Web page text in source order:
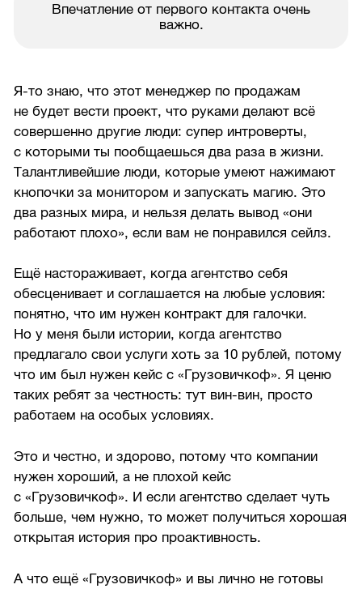
Впечатление от первого контакта очень
важно.
Я-то знаю, что этот менеджер по продажам
не будет вести проект, что руками делают всё
совершенно другие люди: супер интроверты,
с которыми ты пообщаешься два раза в жизни.
Талантливейшие люди, которые умеют нажимают
кнопочки за монитором и запускать магию. Это
два разных мира, и нельзя делать вывод «они
работают плохо», если вам не понравился сейлз.
Ещё настораживает, когда агентство себя
обесценивает и соглашается на любые условия:
понятно, что им нужен контракт для галочки.
Но у меня были истории, когда агентство
предлагало свои услуги хоть за 10 рублей, потому
что им был нужен кейс с «Грузовичкоф». Я ценю
таких ребят за честность: тут вин-вин, просто
работаем на особых условиях.
Это и честно, и здорово, потому что компании
нужен хороший, а не плохой кейс
с «Грузовичкоф». И если агентство сделает чуть
больше, чем нужно, то может получиться хорошая
открытая история про проактивность.
А что ещё «Грузовичкоф» и вы лично не готовы